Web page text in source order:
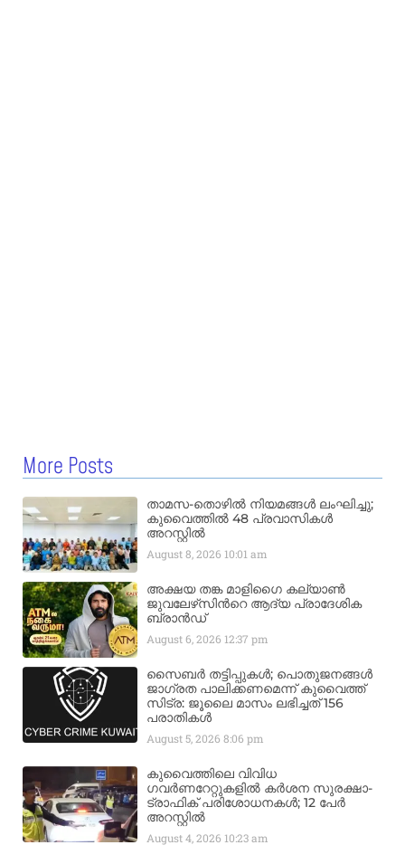
More Posts
താമസ-തൊഴിൽ നിയമങ്ങൾ ലംഘിച്ചു;
കുവൈത്തിൽ 48 പ്രവാസികൾ
അറസ്റ്റിൽ
August 8, 2026 10:01 am
അക്ഷയ തങ്ക മാളിഗൈ കല്യാണ്‍
ജുവലേഴ്‌സിന്‍റെ ആദ്യ പ്രാദേശിക
ബ്രാന്‍ഡ്
August 6, 2026 12:37 pm
സൈബർ തട്ടിപ്പുകൾ; പൊതുജനങ്ങൾ
ജാഗ്രത പാലിക്കണമെന്ന് കുവൈത്ത്
സിട്ര: ജൂലൈ മാസം ലഭിച്ചത് 156
പരാതികൾ
August 5, 20268:06 pm
കുവൈത്തിലെ വിവിധ
ഗവർണറേറ്റുകളിൽ കർശന സുരക്ഷാ-
ട്രാഫിക് പരിശോധനകൾ; 12 പേർ
അറസ്റ്റിൽ
August 4, 2026 10:23 am